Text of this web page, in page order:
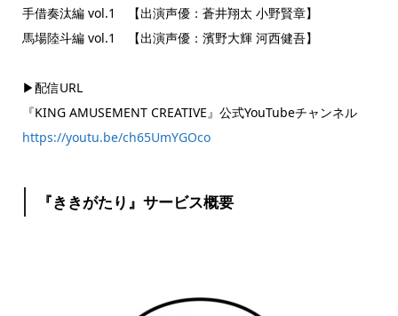
手借奏汰編 vol.1 【出演声優：蒼井翔太 小野賢章】
馬場陸斗編 vol.1 【出演声優：濱野大輝 河西健吾】
▶︎配信URL
『KING AMUSEMENT CREATIVE』公式YouTubeチャンネル
https://youtu.be/ch65UmYGOco
『ききがたり』サービス概要